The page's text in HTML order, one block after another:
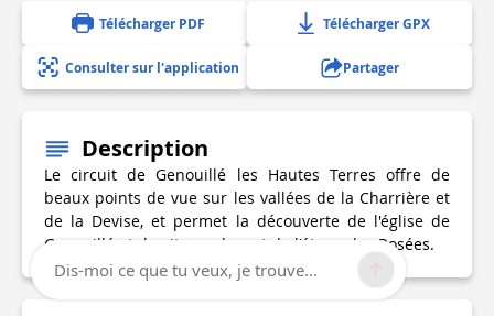
Télécharger PDF Télécharger GPX
Consulter sur l'application Partager
Description
Le circuit de Genouillé les Hautes Terres offre de
beaux points de vue sur les vallées de la Charrière et
de la Devise, et permet la découverte de l'église de
Genouillé et du site verdoyant de l'étang des Rosées.
Dis-moi ce que tu veux, je trouve...